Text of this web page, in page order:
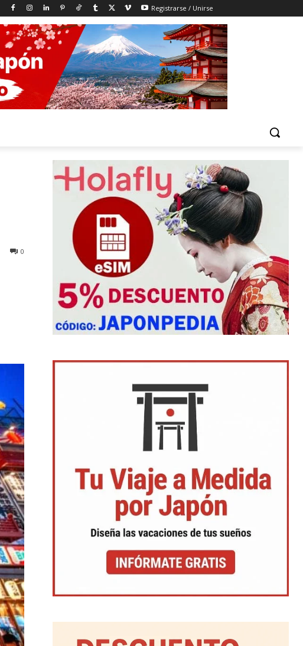
Registrarse / Unirse
0